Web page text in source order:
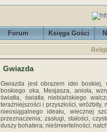
Forum Księga Gości
Gwiazda
Gwiazda jest obrazem idei boskiej,
boskiego oka, Mesjasza, anioła,
światła, światła niebiańskiego
teraźniejszości i przyszłości,
nieosiągalnego ideału, wiecznej
przeznaczenia; zasługi, stałości,
duszy bohatera; nieśmiertelności;